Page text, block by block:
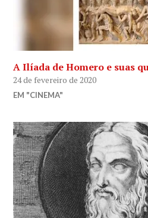
A Ilíada de Homero e suas
24 de fevereiro de 2020
EM "CINEMA"